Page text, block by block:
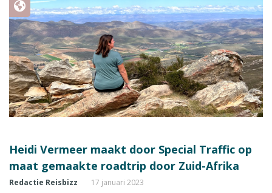
Heidi Vermeer maakt door Special Traffic op
maat gemaakte roadtrip door Zuid-Afrika
Redactie Reisbizz 17 januari 2023